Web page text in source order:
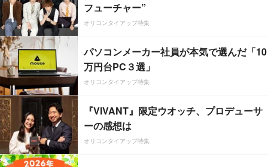
フューチャー”
オリコンタイアップ特集
パソコンメーカー社員が本気で選んだ「10
万円台PC３選」
オリコンタイアップ特集
『VIVANT』限定ウオッチ、プロデューサ
ーの感想は
オリコンタイアップ特集